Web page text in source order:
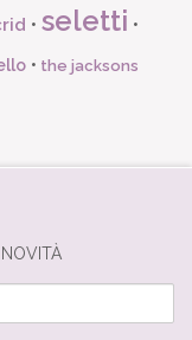
•seletti •
• the jacksons